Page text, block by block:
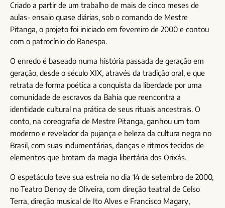
Criado a partir de um trabalho de mais de cinco meses de
aulas- ensaio quase diárias, sob o comando de Mestre
Pitanga, o projeto foi iniciado em fevereiro de 2000 e contou
com o patrocínio do Banespa.
O enredo é baseado numa história passada de geração em
geração, desde o século XIX, através da tradição oral, e que
retrata de forma poética a conquista da liberdade por uma
comunidade de escravos da Bahia que reencontra a
identidade cultural na prática de seus rituais ancestrais. O
conto, na coreografia de Mestre Pitanga, ganhou um tom
moderno e revelador da pujança e beleza da cultura negra no
Brasil, com suas indumentárias, danças e ritmos tecidos de
elementos que brotam da magia libertária dos Orixás.
O espetáculo teve sua estreia no dia 14 de setembro de 2000,
no Teatro Denoy de Oliveira, com direção teatral de Celso
Terra, direção musical de Ito Alves e Francisco Magary,